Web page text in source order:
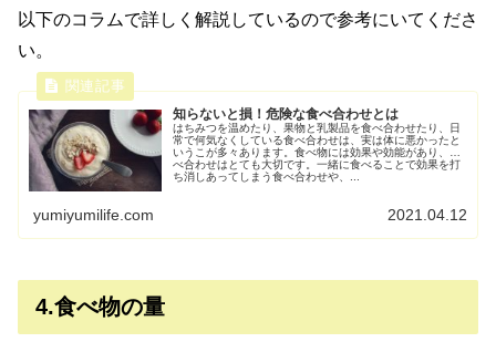
以下のコラムで詳しく解説しているので参考にいてくださ
い。
知らないと損！危険な食べ合わせとは
はちみつを温めたり、果物と乳製品を食べ合わせたり、日
常で何気なくしている食べ合わせは、実は体に悪かったと
いうこが多々あります。食べ物には効果や効能があり、食
べ合わせはとても大切です。一緒に食べることで効果を打
ち消しあってしまう食べ合わせや、...
yumiyumilife.com 2021.04.12
4.食べ物の量